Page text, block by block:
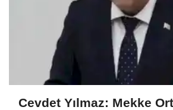
Cevdet Yılmaz: Mekke